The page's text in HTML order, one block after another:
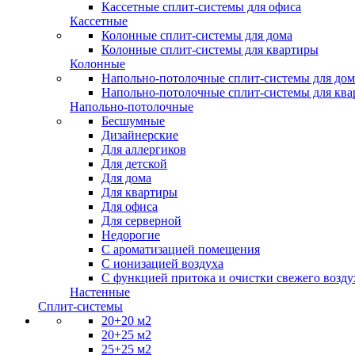
Кассетные сплит-системы для офиса
Кассетные
Колонные сплит-системы для дома
Колонные сплит-системы для квартиры
Колонные
Напольно-потолочные сплит-системы для
Напольно-потолочные сплит-системы для
Напольно-потолочные
Бесшумные
Дизайнерские
Для аллергиков
Для детской
Для дома
Для квартиры
Для офиса
Для серверной
Недорогие
С ароматизацией помещения
С ионизацией воздуха
С функцией притока и очистки свежего
Настенные
Сплит-системы
20+20 м2
20+25 м2
25+25 м2